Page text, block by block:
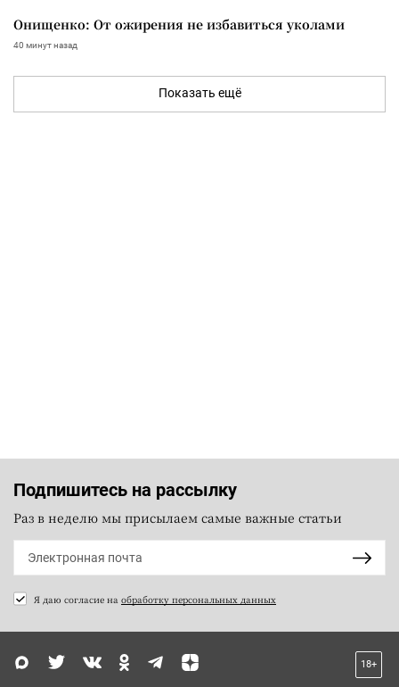
Онищенко: От ожирения не избавиться уколами
40 минут назад
Показать ещё
Подпишитесь на рассылку
Раз в неделю мы присылаем самые важные статьи
Я даю согласие на обработку персональных данных
18+